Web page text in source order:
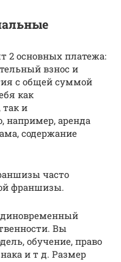
2 основных платежа:
взнос и
с общей суммой
как
и
например, аренда
содержание
часто
франшизы.
Вы
обучение, право
и т д. Размер